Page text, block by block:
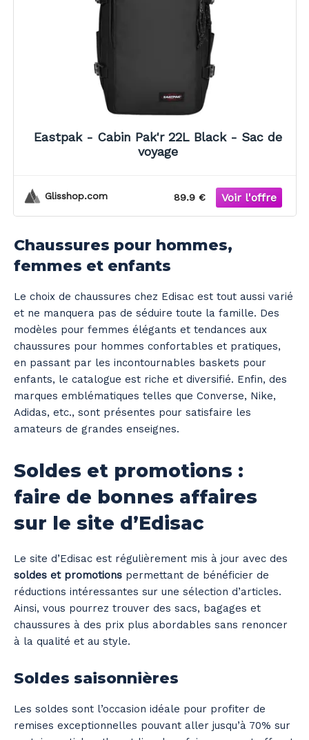
Eastpak - Cabin Pak'r 22L Black - Sac de
voyage
Glisshop.com 89.9 €
Chaussures pour hommes,
femmes et enfants
Le choix de chaussures chez Edisac est tout aussi varié
et ne manquera pas de séduire toute la famille. Des
modèles pour femmes élégants et tendances aux
chaussures pour hommes confortables et pratiques,
en passant par les incontournables baskets pour
enfants, le catalogue est riche et diversifié. Enfin, des
marques emblématiques telles que Converse, Nike,
Adidas, etc., sont présentes pour satisfaire les
amateurs de grandes enseignes.
Soldes et promotions :
faire de bonnes affaires
sur le site d’Edisac
Le site d’Edisac est régulièrement mis à jour avec des
soldes et promotions permettant de bénéficier de
réductions intéressantes sur une sélection d’articles.
Ainsi, vous pourrez trouver des sacs, bagages et
chaussures à des prix plus abordables sans renoncer
à la qualité et au style.
Soldes saisonnières
Les soldes sont l’occasion idéale pour profiter de
remises exceptionnelles pouvant aller jusqu’à 70% sur